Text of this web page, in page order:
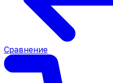
Сравнение